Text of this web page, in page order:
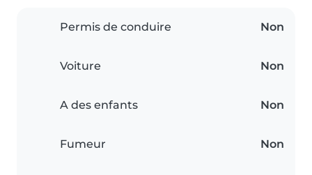
Permis de conduire Non
Voiture Non
A des enfants Non
Fumeur Non